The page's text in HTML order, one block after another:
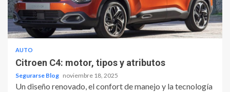
AUTO
Citroen C4: motor, tipos y atributos
Segurarse Blog noviembre 18, 2025
Un diseño renovado, el confort de manejo y la tecnología